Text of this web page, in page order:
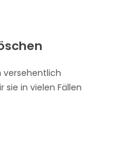
versehentlich
sie in vielen Fällen